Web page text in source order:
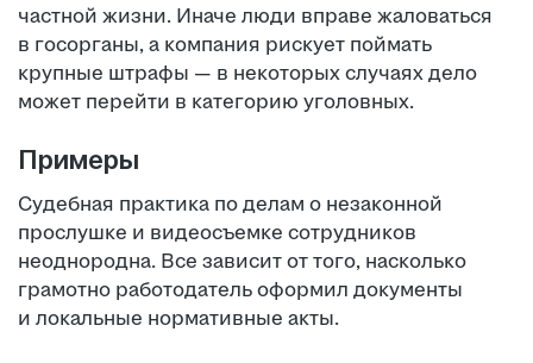
частной жизни. Иначе люди вправе жаловаться
в госорганы, а компания рискует поймать
крупные штрафы — в некоторых случаях дело
может перейти в категорию уголовных.
Примеры
Судебная практика по делам о незаконной
прослушке и видеосъемке сотрудников
неоднородна. Все зависит от того, насколько
грамотно работодатель оформил документы
и локальные нормативные акты.